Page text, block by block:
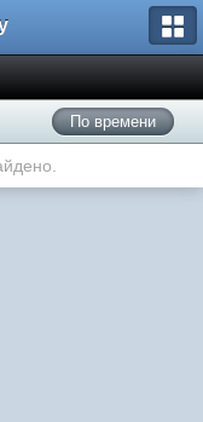
По времени